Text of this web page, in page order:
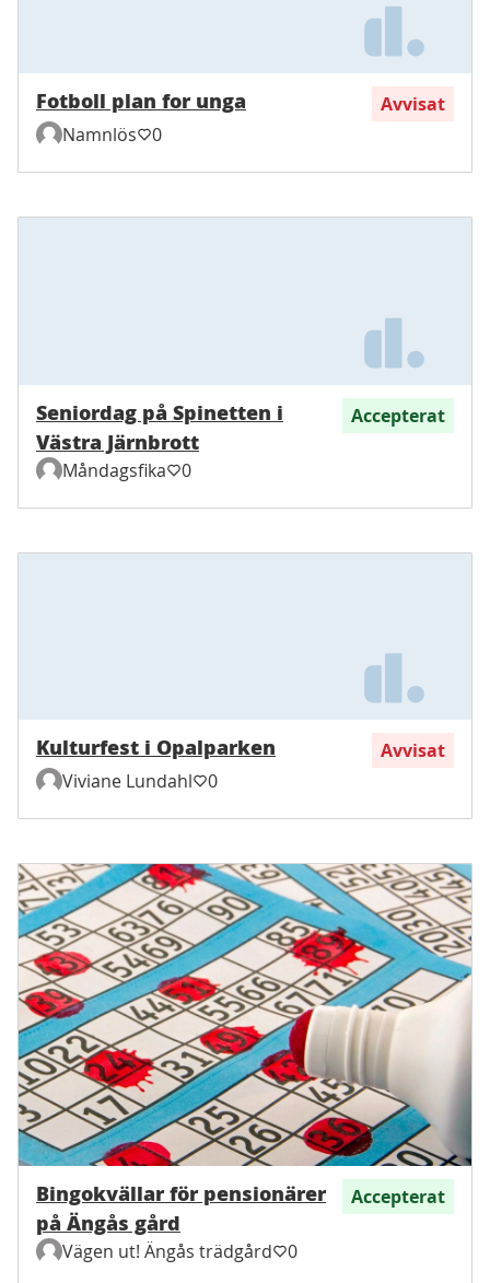
Fotboll plan for unga
Avvisat
Namnlös
0
Seniordag på Spinetten i
Västra Järnbrott
Accepterat
Måndagsfika 0
Kulturfest i Opalparken
Avvisat
Viviane Lundahl
0
Bingokvällar för pensionärer
på Ängås gård
Accepterat
Vägen ut! Ängås trädgård 0